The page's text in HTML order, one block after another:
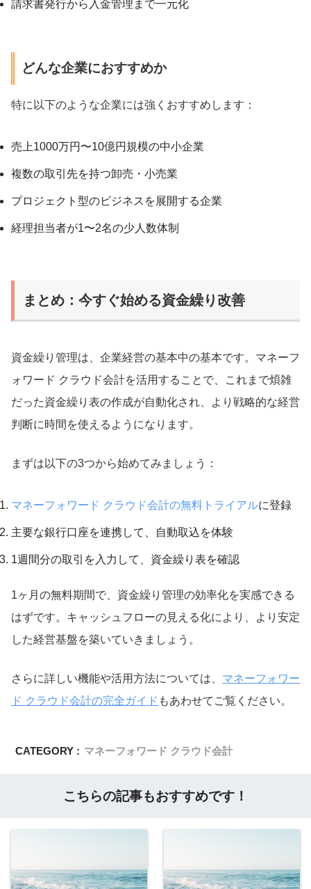
請求書発行から入金管理まで一元化
どんな企業におすすめか
特に以下のような企業には強くおすすめします：
売上1000万円〜10億円規模の中小企業
複数の取引先を持つ卸売・小売業
プロジェクト型のビジネスを展開する企業
経理担当者が1〜2名の少人数体制
まとめ：今すぐ始める資金繰り改善
資金繰り管理は、企業経営の基本中の基本です。マネーフ
ォワード クラウド会計を活用することで、これまで煩雑
だった資金繰り表の作成が自動化され、より戦略的な経営
判断に時間を使えるようになります。
まずは以下の3つから始めてみましょう：
マネーフォワード クラウド会計の無料トライアルに登録
主要な銀行口座を連携して、自動取込を体験
1週間分の取引を入力して、資金繰り表を確認
1ヶ月の無料期間で、資金繰り管理の効率化を実感できる
はずです。キャッシュフローの見える化により、より安定
した経営基盤を築いていきましょう。
さらに詳しい機能や活用方法については、 マネーフォワー
ド クラウド会計の完全ガイド もあわせてご覧ください。
CATEGORY : マネーフォワード クラウド会計
こちらの記事もおすすめです！